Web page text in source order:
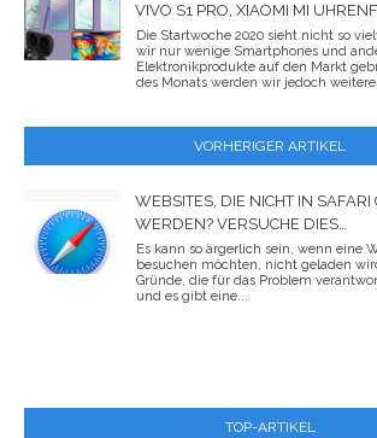
VIVO S1 PRO, XIAOMI MI
Die Startwoche 2020 sieht nicht so
wir nur wenige Smartphones und
Elektronikprodukte auf den Markt
des Monats werden wir jedoch weitere
VORHERIGER ARTIKEL
WEBSITES, DIE NICHT IN SAFARI
WERDEN? VERSUCHE DIES…
Es kann so ärgerlich sein, wenn eine
besuchen möchten, nicht geladen
Gründe, die für das Problem
und es gibt eine...
TOP-ARTIKEL